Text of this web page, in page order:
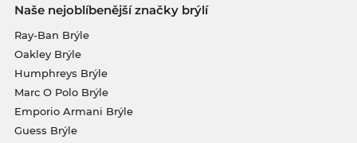
Naše nejoblíbenější značky brýlí
Ray-Ban Brýle
Oakley Brýle
Humphreys Brýle
Marc O Polo Brýle
Emporio Armani Brýle
Guess Brýle